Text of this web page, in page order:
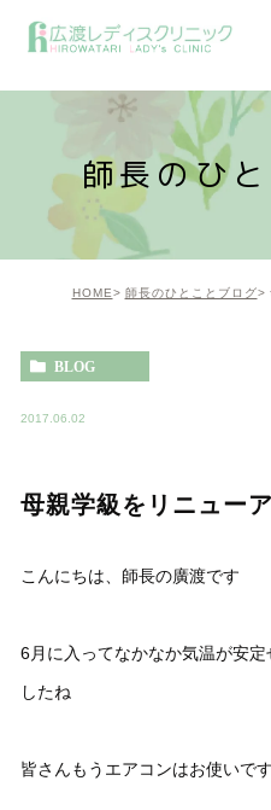
師長のひ
HOME 師長のひとことブログ
BLOG
2017.06.02
母親学級をリニュー
こんにちは、師長の廣渡です
6月に入ってなかなか気温が安
したね
皆さんもうエアコンはお使いで